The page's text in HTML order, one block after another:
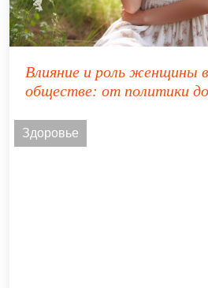
Влияние и роль женщины
обществе: от политики
Здоровье